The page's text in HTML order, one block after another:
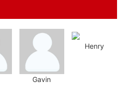
Gavin
Henry